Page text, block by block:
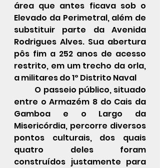
Elevado da Perimetral, além de
substituir parte da Avenida
Rodrigues Alves. Sua abertura
pôs fim a 252 anos de acesso
restrito, em um trecho da orla,
a militares do 1º Distrito Naval
O passeio público, situado
entre o Armazém 8 do Cais da
Gamboa e o Largo da
Misericórdia, percorre diversos
pontos culturais, dos quais
quatro deles foram
construídos justamente para